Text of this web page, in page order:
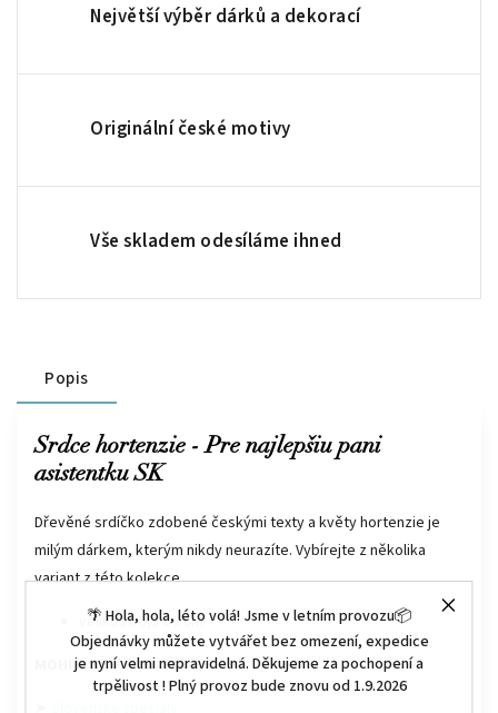
🌴 Hola, hola, léto volá! Jsme v letním provozu📦
Objednávky můžete vytvářet bez omezení, expedice
je nyní velmi nepravidelná. Děkujeme za pochopení a
trpělivost ! Plný provoz bude znovu od 1.9.2026
Největší výběr dárků a dekorací
Originální české motivy
Vše skladem odesíláme ihned
Popis
Srdce hortenzie - Pre najlepšiu pani
asistentku SK
Dřevěné srdíčko zdobené českými texty a květy hortenzie je
milým dárkem, kterým nikdy neurazíte. Vybírejte z několika
variant z této kolekce.
velikost: 9,5 x 9 cm
MOHLO BY VÁS ZAJÍMAT :